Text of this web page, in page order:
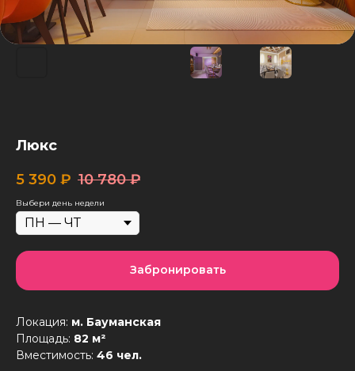
Люкс
5 390 ₽ 10 780 ₽
Выбери день недели
Забронировать
Локация: м. Бауманская
Площадь: 82 м²
Вместимость: 46 чел.